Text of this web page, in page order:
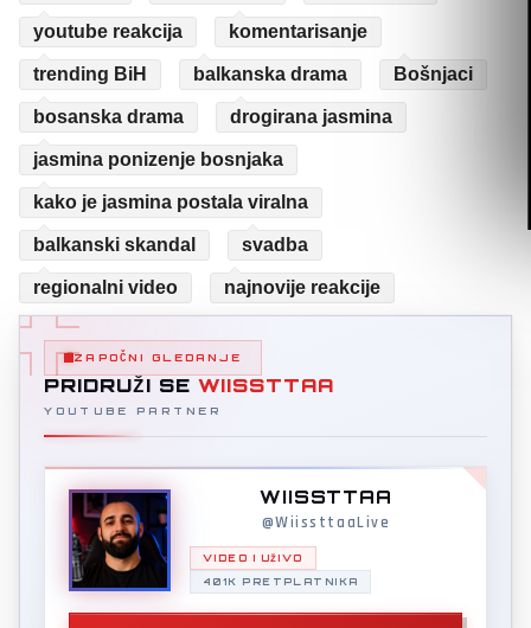
youtube reakcija komentarisanje
trending BiH balkanska drama Bošnjaci
bosanska drama drogirana jasmina
jasmina ponizenje bosnjaka
kako je jasmina postala viralna
balkanski skandal svadba
regionalni video najnovije reakcije
ZAPOČNI GLEDANJE
PRIDRUŽI SE WIISSTTAA
YOUTUBE PARTNER
WIISSTTAA
@WiissttaaLive
VIDEO I UŽIVO
401K PRETPLATNIKA